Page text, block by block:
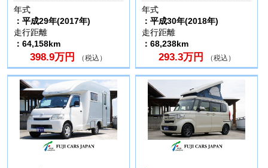
年式
：平成29年(2017年)
走行距離
：64,158km
398.9万円 （税込）
年式
：平成30年(2018年)
走行距離
：68,238km
293.3万円 （税込）